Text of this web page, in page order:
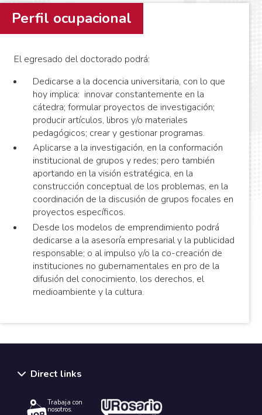
Perfil ocupacional
El egresado del doctorado podrá:
Dedicarse a la docencia universitaria, con lo que
hoy implica: innovar constantemente en la
cátedra; formular proyectos de investigación;
producir artículos, libros y/o materiales
pedagógicos; crear y gestionar programas.
Aplicarse a la investigación, en la conformación
institucional de grupos y redes; pero también
aportando en la visión estratégica, en la
construcción conceptual de los problemas, en la
coordinación de la discusión de grupos focales en
proyectos específicos.
Desde los modelos de emprendimiento podrá
dedicarse a la asesoría empresarial y la publicidad
responsable; o al impulso y/o la co-creación de
instituciones no gubernamentales en pro de la
difusión del conocimiento, los derechos, el
medioambiente y la cultura.
Direct links
Trabaja con
nosotros.